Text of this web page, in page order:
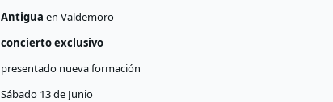
Antiguaen Valdemoro
concierto exclusivo
presentado nueva formación
Sábado 13 de Junio